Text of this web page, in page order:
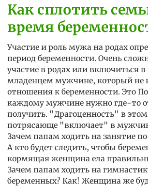
Как сплотить
время
Участие и роль мужа на родах
период беременности. Очень
участие в родах или включиться
младенцем мужчине, который не
отношения к беременности. Это
каждому мужчине нужно где-то
получить. "Драгоценность" в этом
потрясающе "включает" в
Зачем папам ходить на занятие
А кто будет следить, чтобы
кормящая женщина ела
Зачем папам ходить на
беременных? Как! Женщина же